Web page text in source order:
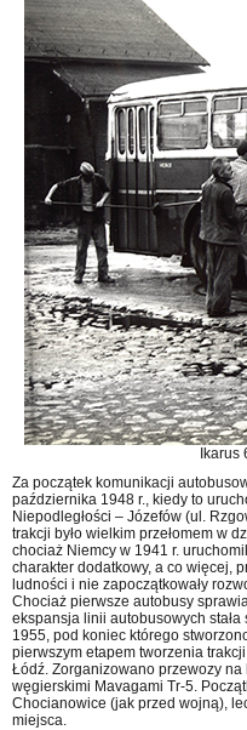
Za początek komunikacji
października 1948 r., kiedy to
Niepodległości – Józefów (ul.
trakcji było wielkim przełomem w
chociaż Niemcy w 1941 r.
charakter dodatkowy, a co więcej,
ludności i nie zapoczątkowały
Chociaż pierwsze autobusy
ekspansja linii autobusowych stała
1955, pod koniec którego
pierwszym etapem tworzenia
Łódź. Zorganizowano przewozy
węgierskimi Mavagami Tr-5.
Chocianowice (jak przed wojną),
miejsca.